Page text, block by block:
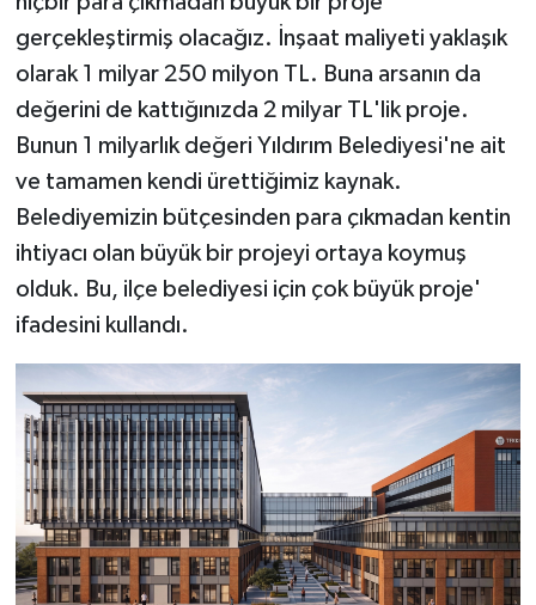
gerçekleştirmiş olacağız. İnşaat maliyeti yaklaşık
olarak 1 milyar 250 milyon TL. Buna arsanın da
değerini de kattığınızda 2 milyar TL'lik proje.
Bunun 1 milyarlık değeri Yıldırım Belediyesi'ne ait
ve tamamen kendi ürettiğimiz kaynak.
Belediyemizin bütçesinden para çıkmadan kentin
ihtiyacı olan büyük bir projeyi ortaya koymuş
olduk. Bu, ilçe belediyesi için çok büyük proje'
ifadesini kullandı.